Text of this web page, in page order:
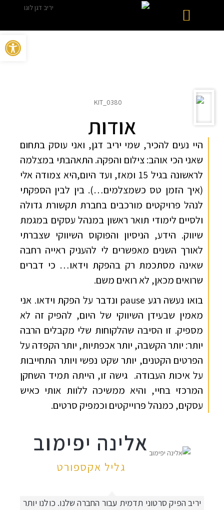
היי נעים להכיר, שמי יריב דגן, ואני עוסק בתחום
שאני הכי אוהב: צילום והפקה. התאהבתי במצלמה
לראשונה בגיל 15 ומאז, ועד היום,היא צמודה אלי
(איך הזמן טס כשמצלמים…). בין לבין הספקתי
לנהל פרויקטים מורכבים בחברת תקשורת גדולה
ולסיים לימודי תואר ראשון במנהל עסקים במגמת
שיווק. הידע, הניסיון והפוקוס השיווקי שצברתי
לאורך השנים מאפשרים לי להעניק ראייה רחבה
שאינה מסתכמת רק בהפקת וידאו… כי דברים
שרואים מכאן, לא רואים משם.
בואו נעשה רגע pause ונדבר על הפקת וידאו. אני
מאמין שבעידן השיווקי של היום, להפיק זה לא
מספיק. זו הסיבה שהלקוחות שלי מקבלים הרבה
יותר: יותר הקשבה, יותר אכפתיות, יותר הקפדה על
הפרטים הקטנים, יותר שקט נפשי ויותר התחייבות
על איכות העבודה. גישה זו, הייתה תמיד השחקן
המרכזי בחיי, והיא ממשיכה ללוות אותי כאיש
עסקים, כמנהל פרוייקטים וכמפיק סרטים.
אודות
יריב הפיק סרטוני תדמית עבור החברה שלנו. כולנו יותר
אלינה יפימוב
גליל אקספורט
פתח